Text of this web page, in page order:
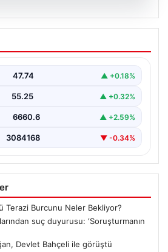
avukatlarından suç
gizliliği ihlal
47.74 ▲ +0.18%
55.25 ▲ +0.32%
6660.6 ▲ +2.59%
3084168 ▼ -0.34%
Terazi Burcunu Neler Bekliyor?
suç duyurusu: ‘Soruşturmanın
Devlet Bahçeli ile görüştü